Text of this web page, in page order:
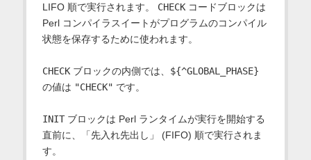
LIFO 順で実行されます。 CHECKコードブロックは
Perl コンパイラスイートがプログラムのコンパイル
状態を保存するために使われます。
CHECKブロックの内側では、 ${^GLOBAL_PHASE}
の値は "CHECK" です。
INITブロックは Perl ランタイムが実行を開始する
直前に、「先入れ先出し」 (FIFO) 順で実行されま
す。